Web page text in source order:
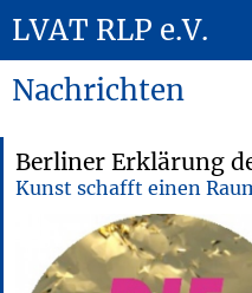
LVAT RLP e.V.
Nachrichten
Berliner Erklärung
Kunst schafft einen